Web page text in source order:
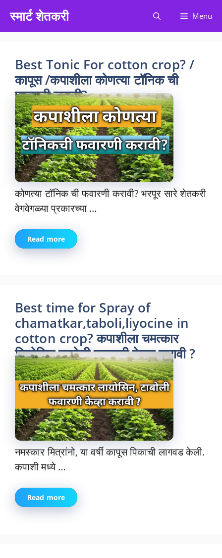
content
स्मार्ट शेतकरी Menu
Best Tonic For cotton crop? /
कापूस /कपाशीला कोणत्या टॉनिक ची
फवारणी करावी?
कोणत्या टॉनिक ची फवारणी करावी? भरपूर सारे शेतकरी
वेगवेगळ्या प्रकारच्या …
Read more
Best time for Spray of
chamatkar,taboli,liyocine in
cotton crop? कपाशीला चमत्कार
लियोसिन टाबोली फवारणी केव्हा करावी ?
नमस्कार मित्रांनो, या वर्षी कापूस पिकाची लागवड केली.
कपाशी मध्ये …
Read more